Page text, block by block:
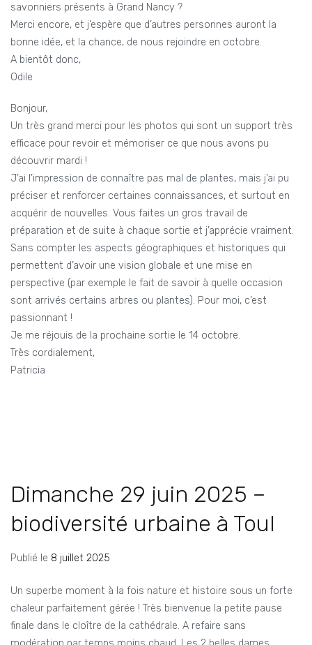
savonniers présents à Grand Nancy ?
Merci encore, et j’espère que d’autres personnes auront la
bonne idée, et la chance, de nous rejoindre en octobre.
A bientôt donc,
Odile
Bonjour,
Un très grand merci pour les photos qui sont un support très
efficace pour revoir et mémoriser ce que nous avons pu
découvrir mardi !
J’ai l’impression de connaître pas mal de plantes, mais j’ai pu
préciser et renforcer certaines connaissances, et surtout en
acquérir de nouvelles. Vous faites un gros travail de
préparation et de suite à chaque sortie et j’apprécie vraiment.
Sans compter les aspects géographiques et historiques qui
permettent d’avoir une vision globale et une mise en
perspective (par exemple le fait de savoir à quelle occasion
sont arrivés certains arbres ou plantes). Pour moi, c’est
passionnant !
Je me réjouis de la prochaine sortie le 14 octobre.
Très cordialement,
Patricia
Dimanche 29 juin 2025 –
biodiversité urbaine à Toul
Publié le 8 juillet 2025
Un superbe moment à la fois nature et histoire sous un forte
chaleur parfaitement gérée ! Très bienvenue la petite pause
finale dans le cloître de la cathédrale. A refaire sans